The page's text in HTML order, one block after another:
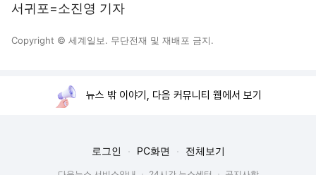
서귀포=소진영 기자
Copyright © 세계일보. 무단전재 및 재배포 금지.
뉴스 밖 이야기, 다음 커뮤니티 웹에서 보기
로그인 PC화면 전체보기